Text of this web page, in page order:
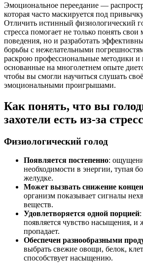
Эмоциональное переедание —
которая часто маскируется под
Отличить истинный физиологический
стресса помогает не только понять
поведения, но и разработать
борьбы с нежелательными
раскрою профессиональные методики и
основанные на многолетнем опыте
чтобы вы смогли научиться слушать
эмоциональными проигрышами.
Как понять, что вы
захотели есть из-за
Физиологический голод
Появляется постепенно:
необходимости в энергии, тупая
желудке.
Может вызвать снижение
организм показывает сигналы
веществ.
Удовлетворяется одной порцией
появляется чувство насыщения, и
пропадает.
Обеспечен разнообразными
выбрать свежие овощи, белок,
способствует насыщению.